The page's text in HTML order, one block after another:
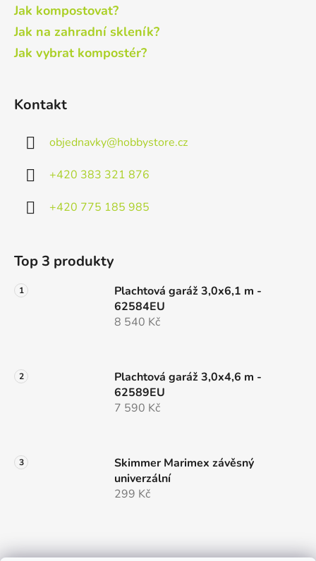
Jak kompostovat?
Jak na zahradní skleník?
Jak vybrat kompostér?
Kontakt
objednavky@hobbystore.cz
+420 383 321 876
+420 775 185 985
Top 3 produkty
Plachtová garáž 3,0x6,1 m -
62584EU
8 540 Kč
Plachtová garáž 3,0x4,6 m -
62589EU
7 590 Kč
Skimmer Marimex závěsný
univerzální
299 Kč